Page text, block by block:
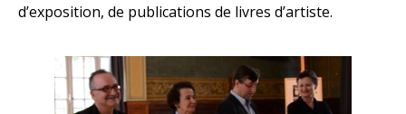
d’exposition, de publications de livres d’artiste.